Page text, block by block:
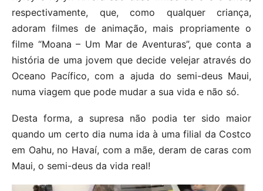
respectivamente, que, como qualquer criança,
adoram filmes de animação, mais propriamente o
filme “Moana – Um Mar de Aventuras”, que conta a
história de uma jovem que decide velejar através do
Oceano Pacífico, com a ajuda do semi-deus Maui,
numa viagem que pode mudar a sua vida e não só.
Desta forma, a supresa não podia ter sido maior
quando um certo dia numa ida à uma filial da Costco
em Oahu, no Havaí, com a mãe, deram de caras com
Maui, o semi-deus da vida real!